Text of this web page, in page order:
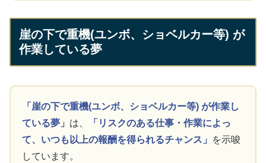
崖の下で重機(ユンボ、ショベルカー等) が
作業している夢
「崖の下で重機(ユンボ、ショベルカー等) が作業し
ている夢」 は、
「リスクのある仕事・作業によっ
て、いつも以上の報酬を得られるチャンス」
を示唆
しています。